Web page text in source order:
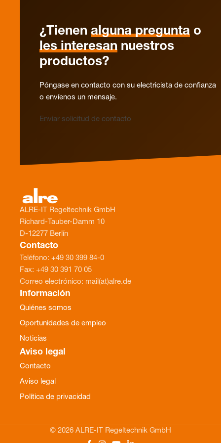
¿Tienen alguna pregunta o
les interesan nuestros
productos?
Póngase en contacto con su electricista de confianza
o envíenos un mensaje.
Enviar solicitud de contacto
ALRE-IT Regeltechnik GmbH
Richard-Tauber-Damm 10
D-12277 Berlín
Contacto
Teléfono: +49 30 399 84-0
Fax: +49 30 391 70 05
Correo electrónico: mail(at)alre.de
Información
Quiénes somos
Oportunidades de empleo
Noticias
Aviso legal
Contacto
Aviso legal
Política de privacidad
© 2026 ALRE-IT Regeltechnik GmbH